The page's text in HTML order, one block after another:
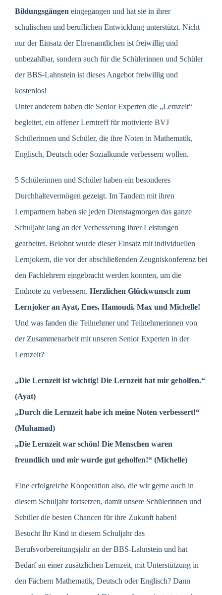
Bildungsgängen eingegangen und hat sie in ihrer
schulischen und beruflichen Entwicklung unterstützt. Nicht
nur der Einsatz der Ehrenamtlichen ist freiwillig und
unbezahlbar, sondern auch für die Schülerinnen und Schüler
der BBS-Lahnstein ist dieses Angebot freiwillig und
kostenlos!
Unter anderem haben die Senior Experten die „Lernzeit“
begleitet, ein offener Lerntreff für motivierte BVJ
Schülerinnen und Schüler, die ihre Noten in Mathematik,
Englisch, Deutsch oder Sozialkunde verbessern wollen.
5 Schülerinnen und Schüler haben ein besonderes
Durchhaltevermögen gezeigt. Im Tandem mit ihren
Lernpartnern haben sie jeden Dienstagmorgen das ganze
Schuljahr lang an der Verbesserung ihrer Leistungen
gearbeitet. Belohnt wurde dieser Einsatz mit individuellen
Lernjokern, die vor der abschließenden Zeugniskonferenz bei
den Fachlehrern eingebracht werden konnten, um die
Endnote zu verbessern. Herzlichen Glückwunsch zum
Lernjoker an Ayat, Enes, Hamoudi, Max und Michelle!
Und was fanden die Teilnehmer und Teilnehmerinnen von
der Zusammenarbeit mit unseren Senior Experten in der
Lernzeit?
„Die Lernzeit ist wichtig! Die Lernzeit hat mir geholfen.“
(Ayat)
„Durch die Lernzeit habe ich meine Noten verbessert!“
(Muhamad)
„Die Lernzeit war schön! Die Menschen waren
freundlich und mir wurde gut geholfen!“ (Michelle)
Eine erfolgreiche Kooperation also, die wir gerne auch in
diesem Schuljahr fortsetzen, damit unsere Schülerinnen und
Schüler die besten Chancen für ihre Zukunft haben!
Besucht Ihr Kind in diesem Schuljahr das
Berufsvorbereitungsjahr an der BBS-Lahnstein und hat
Bedarf an einer zusätzlichen Lernzeit, mit Unterstützung in
den Fächern Mathematik, Deutsch oder Englisch? Dann